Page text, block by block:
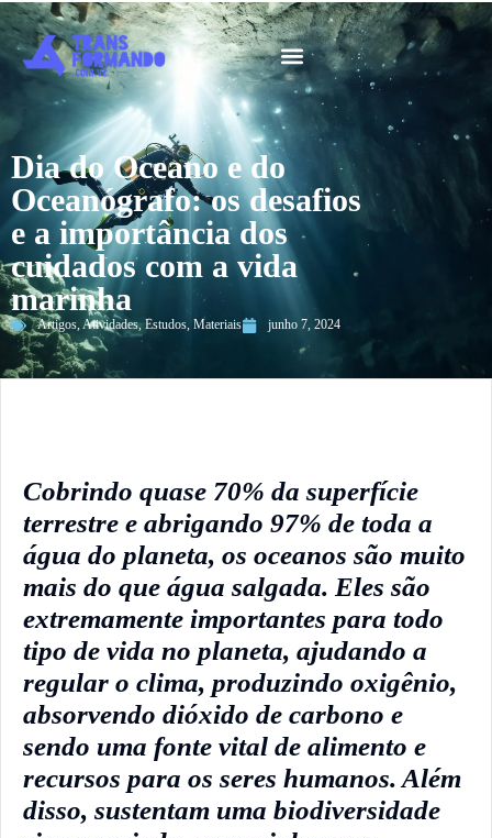
Dia do Oceano e do
Oceanógrafo: os desafios
e a importância dos
cuidados com a vida
marinha
Artigos,Atividades,Estudos, Materiais junho 7, 2024
Cobrindo quase 70% da superfície
terrestre e abrigando 97% de toda a
água do planeta, os oceanos são muito
mais do que água salgada. Eles são
extremamente importantes para todo
tipo de vida no planeta, ajudando a
regular o clima, produzindo oxigênio,
absorvendo dióxido de carbono e
sendo uma fonte vital de alimento e
recursos para os seres humanos. Além
disso, sustentam uma biodiversidade